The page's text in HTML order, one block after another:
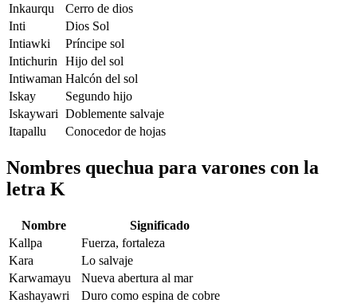
Inkaurqu
Cerro de dios
Inti
Dios Sol
Intiawki
Príncipe sol
Intichurin
Hijo del sol
Intiwaman Halcón del sol
Iskay
Segundo hijo
Iskaywari Doblemente salvaje
Itapallu
Conocedor de hojas
Nombres quechua para varones con la
letra K
Nombre
Significado
Kallpa
Fuerza, fortaleza
Kara
Lo salvaje
Karwamayu
Nueva abertura al mar
Kashayawri
Duro como espina de cobre